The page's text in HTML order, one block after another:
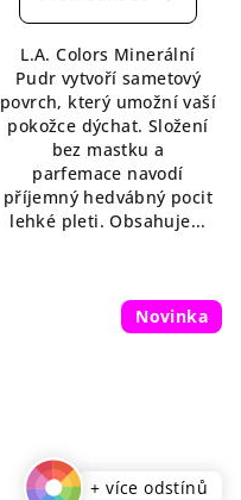
z
5
hvězdiček.
L.A. Colors Minerální
Pudr vytvoří sametový
povrch, který umožní vaší
pokožce dýchat. Složení
bez mastku a
parfemace navodí
příjemný hedvábný pocit
lehké pleti. Obsahuje...
Novinka
+ více odstínů